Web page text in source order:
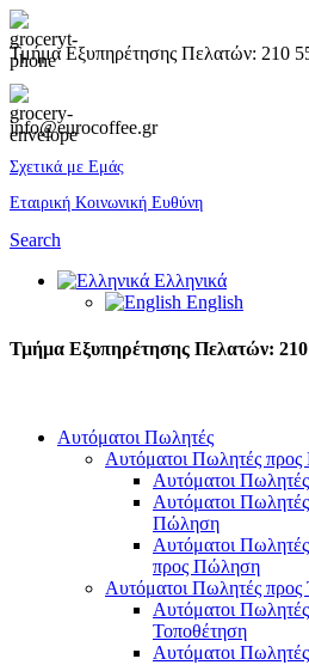
Τμήμα Εξυπηρέτησης Πελατών: 210
info@eurocoffee.gr
Σχετικά με Εμάς
Εταιρική Κοινωνική Ευθύνη
Search
Ελληνικά
English
Τμήμα Εξυπηρέτησης Πελατών: 210
Αυτόματοι Πωλητές
Αυτόματοι Πωλητές
Αυτόματοι
Αυτόματοι
Πώληση
Αυτόματοι
προς Πώληση
Αυτόματοι Πωλητές προς
Αυτόματοι
Τοποθέτηση
Αυτόματοι